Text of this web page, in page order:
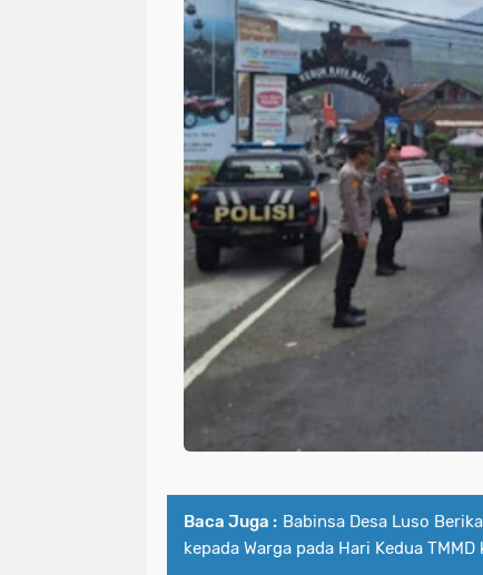
Baca Juga : Babinsa Desa Luso
kepada Warga pada Hari Kedua TMMD